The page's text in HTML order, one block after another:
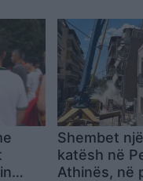
Shembet
katësh në
Athinës, në